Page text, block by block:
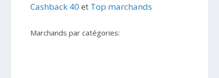
Cashback 40 et Top marchands
Marchands par catégories: